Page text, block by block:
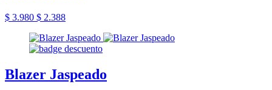
$ 3.980 $ 2.388
Blazer Jaspeado